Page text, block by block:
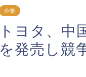
企業
トヨタ、中
を発売し競